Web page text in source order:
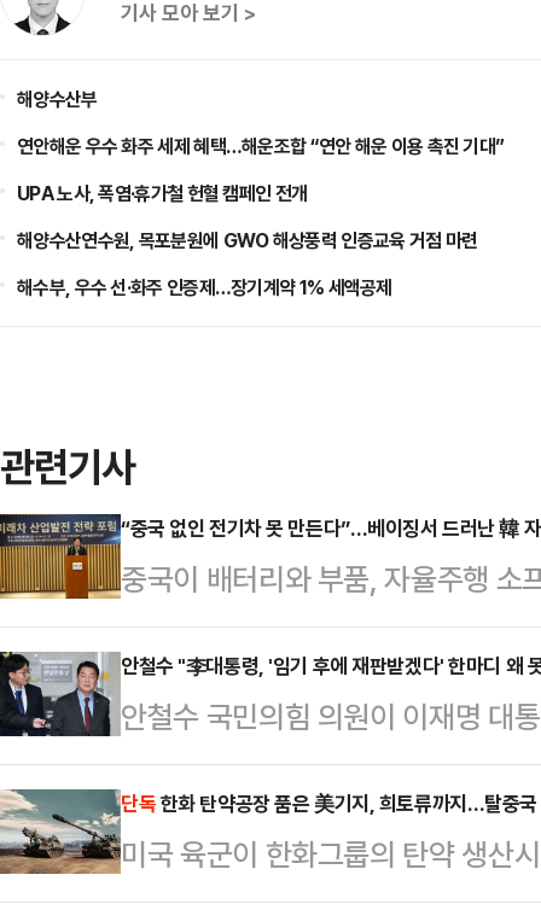
기사 모아 보기 >
해양수산부
연안해운 우수 화주 세제 혜택…해운조합 “연안 해운 이용 촉진 기대”
UPA 노사, 폭염·휴가철 헌혈 캠페인 전개
해양수산연수원, 목포분원에 GWO 해상풍력 인증교육 거점 마련
해수부, 우수 선·화주 인증제…장기계약 1% 세액공제
관련기사
“중국 없인 전기차 못 만든다”…베이징서 드러난 韓
중국이 배터리와 부품, 자율주행 소
하면서 글로벌 완성차 업체들이 중
습이 뚜렷해지고 있다. 업계에서는
국내 자동차 산업의 생산기반 약화
있다는 우려가 나온다.한국모빌리
8일 서울 서초구 자동차회관에서 ‘
중심으로 재편되는 전기·자율주행
안철수 "李대통령, '임기 후에 재판받겠다' 한마디 왜
안철수 국민의힘 의원이 이재명 대
특검법안(공소취소 특검법안)에 대
사한 것과 관련해 "법안의 내용은
판했다.안철수 의원은 8일 자신의
단독한화 탄약공장 품은 美기지, 희토류까지…탈중
미국 육군이 한화그룹의 탄약 생산